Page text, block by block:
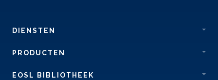
DIENSTEN
PRODUCTEN
EOSL BIBLIOTHEEK